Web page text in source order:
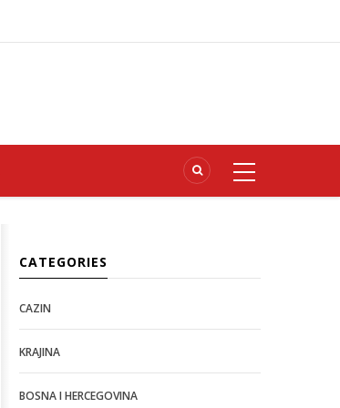
CATEGORIES
CAZIN
KRAJINA
BOSNA I HERCEGOVINA